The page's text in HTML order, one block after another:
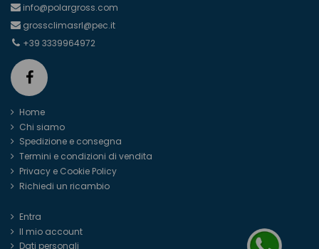
info@polargross.com
grossclimasrl@pec.it
+39 3339964972
Home
Chi siamo
Spedizione e consegna
Termini e condizioni di vendita
Privacy e Cookie Policy
Richiedi un ricambio
Entra
Il mio account
Dati personali